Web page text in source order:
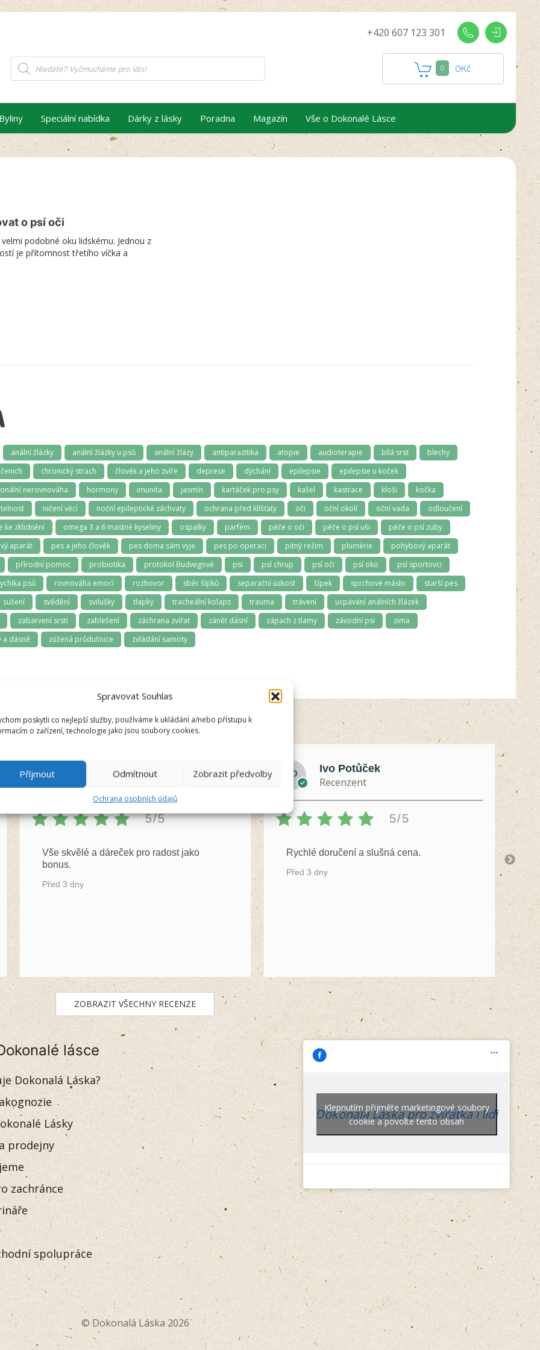
Spravovat Souhlas
poskytli co nejlepší služby, používáme k ukládání a/nebo přístupu k
o zařízení, technologie jako jsou soubory cookies.
Příjmout Odmítnout Zobrazit předvolby
Ochrana osobních údajů
+420 607 123 301
Products
search 0 0Kč
Byliny Speciální nabídka Dárky z lásky Poradna Magazín Vše o Dokonalé Lásce
o psí oči
podobné oku lidskému. Jednou z
je přítomnost třetího víčka a
anální žlázky anální žlázky u psů anální žlázy antiparazitika atopie audioterapie bílá srst
blechy
čenich chronický strach člověk a jeho zvíře deprese dýchání epilepsie
epilepsie u koček
nerovnováha hormony imunita jasmín kartáček pro psy kašel kastrace kloši
kočka
ničení věcí noční epileptické záchvaty ochrana před klíšťaty oči oční okolí oční vada
odloučení
ke zklidnění omega 3 a 6 mastné kyseliny ospalky parfém péče o oči péče o psí uši
péče o psí zuby
aparát pes a jeho člověk pes doma sám vyje pes po operaci pitný režim plumérie
pohybový aparát
přírodní pomoc probiotika protokol Budwigové psi psí chrup psí oči psí oko
psí sportovci
psů rovnováha emocí rozhovor sběr šípků separační úzkost šípek sprchové máslo
starší pes
sušení svědění svilušky tlapky tracheální kolaps trauma trávení
ucpávání análních žlázek
zabarvení srsti zablešení záchrana zvířat zánět dásní zápach z tlamy závodní psi
zima
a dásně zúžená průdušnice zvládání samoty
Vendula
Recenzent
5/5
Vše skvělé a dáreček pro radost jako
bonus.
Před 3 dny
Ivo Potůček
Recenzent
5/5
Rychlé doručení a slušná cena.
Před 3 dny
ZOBRAZIT VŠECHNY RECENZE
lásce
Dokonalá Láska?
Lásky
prodejny
zachránce
spolupráce
Dokonalá Láska pro zvířátka i lidi
Klepnutím přijměte marketingové soubory
cookie a povolte tento obsah
© Dokonalá Láska 2026